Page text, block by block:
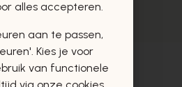
alles accepteren.
aan te passen,
Kies je voor
van functionele
via onze cookies